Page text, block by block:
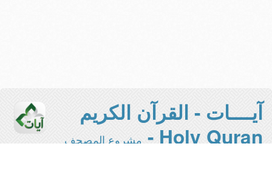
آيــــات - القرآن الكريم
Holy Quran -
مشروع المصحف